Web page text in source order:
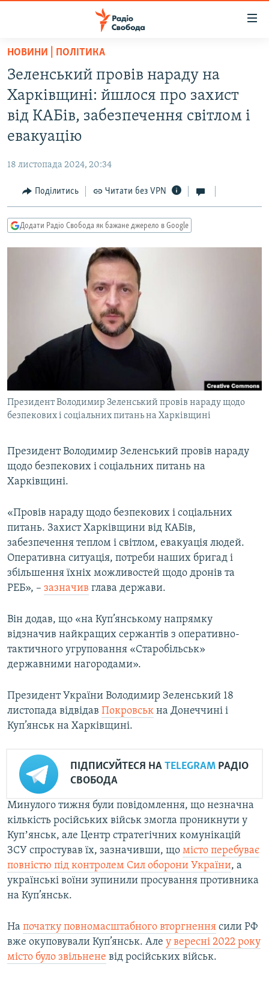
Перейти
основного
матеріалу
Перейти
до
основної
Перейти
пошуку
СТАТТІ
КУЛЬТУРА
СПОРТ
ДОНБАС.РЕАЛІЇ
КРИМ.РЕАЛІЇ
ТИ ЯК?
КИТАЙ.ВИКЛИКИ
ПОДКАСТИ
КРИМ РЕАЛІЇ
РУС
УКР
ДОЛУЧАЙСЯ!
НОВИНИ | ПОЛІТИКА
Зеленський провів нараду на
Харківщині: йшлося про захист
від КАБів, забезпечення світлом і
евакуацію
18 листопада 2024, 20:34
Поділитись Читати без VPN
Додати Радіо Свобода як бажане джерело в Google
Президент Володимир Зеленський провів нараду щодо
безпекових і соціальних питань на Харківщині
Президент Володимир Зеленський провів нараду
щодо безпекових і соціальних питань на
Харківщині.
«Провів нараду щодо безпекових і соціальних
питань. Захист Харківщини від КАБів,
забезпечення теплом і світлом, евакуація людей.
Оперативна ситуація, потреби наших бригад і
збільшення їхніх можливостей щодо дронів та
РЕБ», – зазначив глава держави.
Він додав, що «на Куп’янському напрямку
відзначив найкращих сержантів з оперативно-
тактичного угруповання «Старобільськ»
державними нагородами».
Президент України Володимир Зеленський 18
листопада відвідав Покровськ на Донеччині і
Куп’янськ на Харківщині.
ПІДПИСУЙТЕСЯ НА TELEGRAM РАДІО
СВОБОДА
Минулого тижня були повідомлення, що незначна
кількість російських військ змогла проникнути у
Купʼянськ, але Центр стратегічних комунікацій
ЗСУ спростував їх, зазначивши, що місто перебуває
повністю під контролем Сил оборони України, а
українські воїни зупинили просування противника
на Куп’янськ.
На початку повномасштабного вторгнення сили РФ
вже окуповували Куп’янськ. Але у вересні 2022 року
місто було звільнене від російських військ.